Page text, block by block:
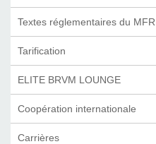
Textes réglementaires du MFR
Tarification
ELITE BRVM LOUNGE
Coopération internationale
Carrières